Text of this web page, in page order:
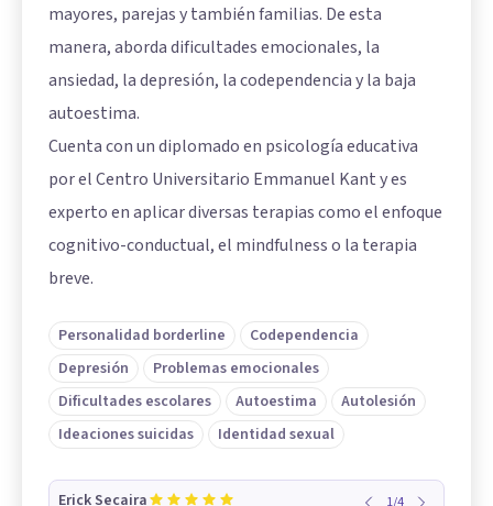
mayores, parejas y también familias. De esta
manera, aborda dificultades emocionales, la
ansiedad, la depresión, la codependencia y la baja
autoestima.
Cuenta con un diplomado en psicología educativa
por el Centro Universitario Emmanuel Kant y es
experto en aplicar diversas terapias como el enfoque
cognitivo-conductual, el mindfulness o la terapia
breve.
Personalidad borderline
Codependencia
Depresión
Problemas emocionales
Dificultades escolares
Autoestima
Autolesión
Ideaciones suicidas
Identidad sexual
Erick Secaira
1/4